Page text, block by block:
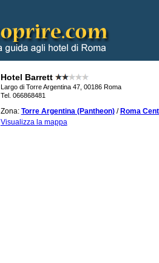
Hotel Barrett
Largo di Torre Argentina 47, 00186 Roma
Tel. 066868481
Zona: Torre Argentina (Pantheon)/ Roma
Visualizza la mappa